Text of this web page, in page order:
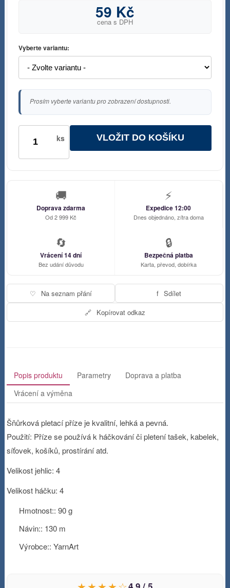
59 Kč
cena s DPH
Vyberte variantu:
Prosím vyberte variantu pro zobrazení dostupnosti.
ks VLOŽIT DO KOŠÍKU
🚚
Doprava zdarma
Od 2 999 Kč
⚡
Expedice 12:00
Dnes objednáno, zítra doma
🔄
Vrácení 14 dní
Bez udání důvodu
🔒
Bezpečná platba
Karta, převod, dobírka
♡ Na seznam přání f Sdílet
🔗 Kopírovat odkaz
Popis produktu Parametry
Doprava a platba
Vrácení a výměna
Šňůrková pletací příze je kvalitní, lehká a pevná.
Použití: Příze se používá k háčkování či pletení tašek, kabelek,
síťovek, košíků, prostírání atd.
Velikost jehlic: 4
Velikost háčku: 4
Hmotnost:: 90 g
Návin:: 130 m
Výrobce:: YarnArt